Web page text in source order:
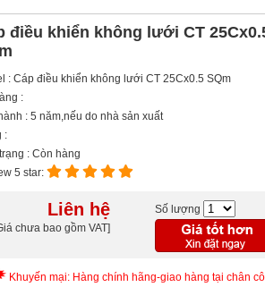
điều khiển không lưới CT
: Cáp điều khiển không lưới CT 25Cx0.5 SQm
:
: 5 năm,nếu do nhà sản xuất
:
: Còn hàng
5 star:
Liên hệ
chưa bao gồm VAT]
Số lượng
Khuyến mại: Hàng chính hãng-giao hàng tại chân